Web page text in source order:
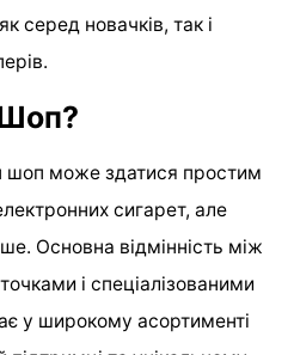
серед новачків, так і
шоп може здатися простим
сигарет, але
Основна відмінність між
і спеціалізованими
у широкому асортименті